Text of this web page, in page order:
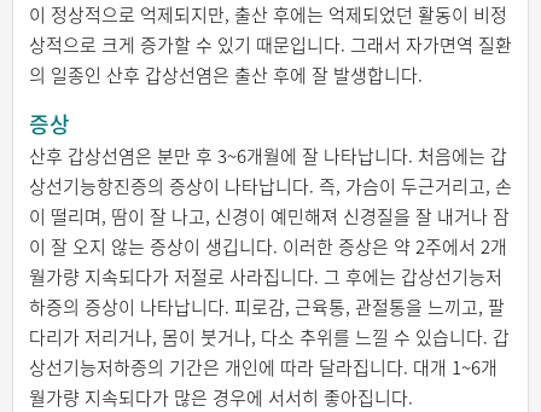
이 정상적으로 억제되지만, 출산 후에는 억제되었던 활동이 비정
상적으로 크게 증가할 수 있기 때문입니다. 그래서 자가면역 질환
의 일종인 산후 갑상선염은 출산 후에 잘 발생합니다.
증상
산후 갑상선염은 분만 후 3~6개월에 잘 나타납니다. 처음에는 갑
상선기능항진증의 증상이 나타납니다. 즉, 가슴이 두근거리고, 손
이 떨리며, 땀이 잘 나고, 신경이 예민해져 신경질을 잘 내거나 잠
이 잘 오지 않는 증상이 생깁니다. 이러한 증상은 약 2주에서 2개
월가량 지속되다가 저절로 사라집니다. 그 후에는 갑상선기능저
하증의 증상이 나타납니다. 피로감, 근육통, 관절통을 느끼고, 팔
다리가 저리거나, 몸이 붓거나, 다소 추위를 느낄 수 있습니다. 갑
상선기능저하증의 기간은 개인에 따라 달라집니다. 대개 1~6개
월가량 지속되다가 많은 경우에 서서히 좋아집니다.